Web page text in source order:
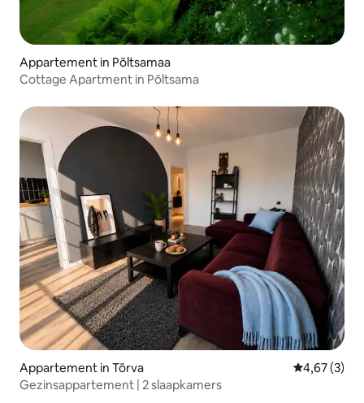
Appartement in Põltsamaa
Cottage Apartment in Põltsama
Appartement in Tõrva
4,67 (3)
Gezinsappartement | 2 slaapkamers